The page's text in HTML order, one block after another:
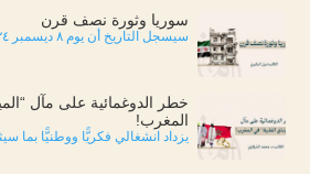
سوريا وثورة نصف قرن
سيسجل التاريخ أن يوم ٨ ديسمبر ٢٠٢٤م يوم مفصلي...
خطر الدوغمائية على مآل
المغرب!
يزداد انشغالي فكريًّا ووطنيًّا بما